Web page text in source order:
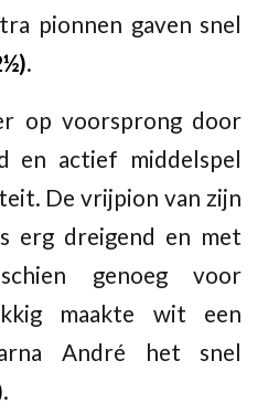
pionnen gaven snel
.
op voorsprong door
en actief middelspel
De vrijpion van zijn
erg dreigend en met
genoeg voor
maakte wit een
André het snel
.